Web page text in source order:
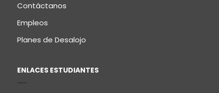
Contáctanos
Empleos
Planes de Desalojo
ENLACES ESTUDIANTES